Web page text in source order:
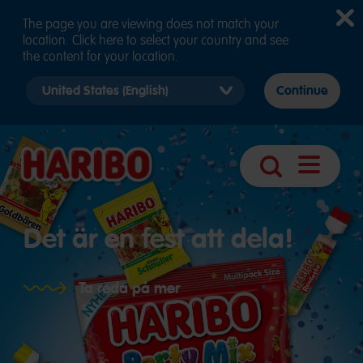
Sök
Öppna
Det är en fest att dela!
Ta reda på mer
The page you are viewing does not match your
location. Click here to select your country and see
the content for your location.
country
Continue